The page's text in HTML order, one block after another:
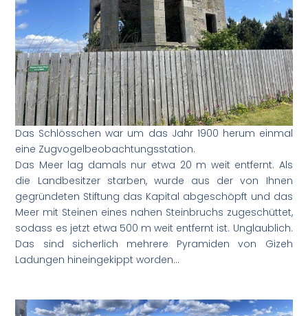
Das Schlösschen war um das Jahr 1900 herum einmal
eine Zugvogelbeobachtungsstation.
Das Meer lag damals nur etwa 20 m weit entfernt. Als
die Landbesitzer starben, wurde aus der von Ihnen
gegründeten Stiftung das Kapital abgeschöpft und das
Meer mit Steinen eines nahen Steinbruchs zugeschüttet,
sodass es jetzt etwa 500 m weit entfernt ist. Unglaublich.
Das sind sicherlich mehrere Pyramiden von Gizeh
Ladungen hineingekippt worden…